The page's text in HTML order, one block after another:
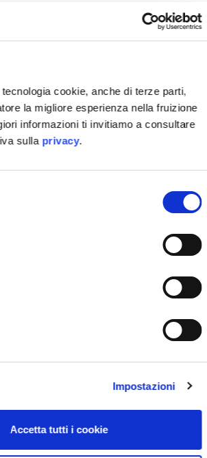
cookie, anche di terze parti,
la migliore esperienza nella fruizione
informazioni ti invitiamo a consultare
sulla privacy.
Impostazioni
Accetta tutti i cookie
CC: STONE, SPECIAL, SPORT.